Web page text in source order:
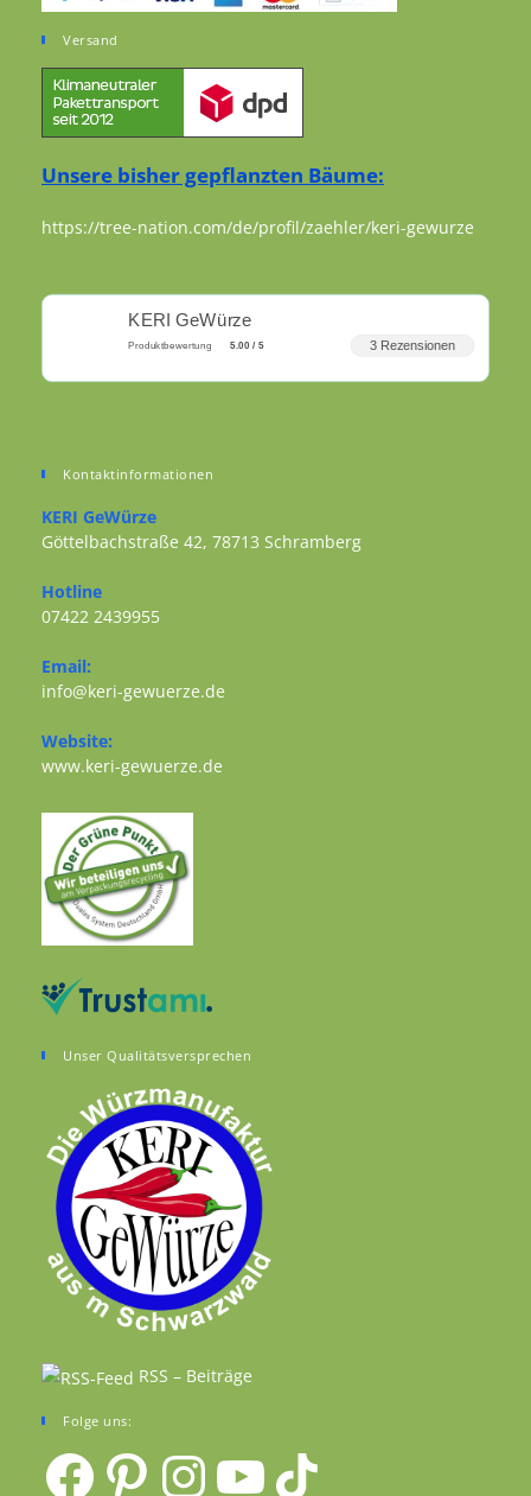
Versand
Unsere bisher gepflanzten Bäume:
https://tree-nation.com/de/profil/zaehler/keri-gewurze
KERI GeWürze
Produktbewertung 5.00 / 5 3 Rezensionen
Kontaktinformationen
KERI GeWürze
Göttelbachstraße 42, 78713 Schramberg
Hotline
07422 2439955
Email:
info@keri-gewuerze.de
Website:
www.keri-gewuerze.de
Unser Qualitätsversprechen
RSS – Beiträge
Folge uns:
FacebookPinterestInstagramYouTube TikTok